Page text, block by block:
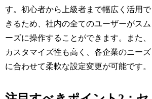
す。初心者から上級者まで幅広く活用で
きるため、社内の全てのユーザーがスム
ーズに操作することができます。また、
カスタマイズ性も高く、各企業のニーズ
に合わせて柔軟な設定変更が可能です。